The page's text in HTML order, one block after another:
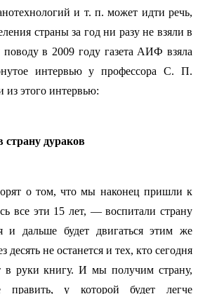
и т. п. может идти речь,
страны за год ни разу не взяли в
в 2009 году газета АИФ взяла
интервью у профессора С. П.
этого интервью:
дураков
о том, что мы наконец пришли к
все эти 15 лет, — воспитали страну
и дальше будет двигаться этим же
десять не останется и тех, кто сегодня
в руки книгу. И мы получим страну,
править, у которой будет легче